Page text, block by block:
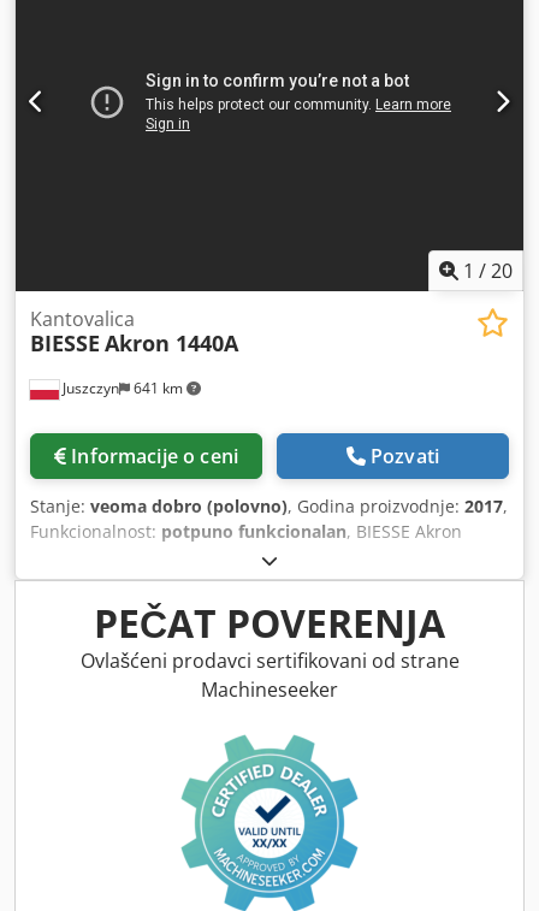
strugotine.
1 /20
Juszczyn 641 km
Kantovalica
BIESSE Akron 1440A
Informacije o ceni Pozvati
Stanje: veoma dobro (polovno), Godina proizvodnje: 2017,
Funkcionalnost: potpuno funkcionalan, BIESSE Akron
1440A mašina za lepljenje ivica Cjdpfx Asyh A I Aji Sjha
Dostupnost: april/maj 2026 CE sertifikat Godina
proizvodnje: 2017 Mogućnost provere mašine pre kupovine
PEČAT POVERENJA
Ovlašćeni prodavci sertifikovani od strane
Machineseeker